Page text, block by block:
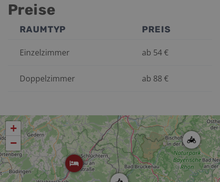
Preise
RAUMTYP PREIS
Einzelzimmer ab 54€
Doppelzimmer ab 88€
+
−